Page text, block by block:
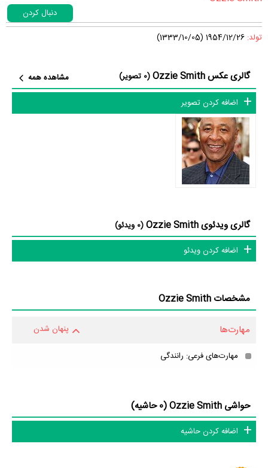
دنبال کردن
تولد:
گالری عکس Ozzie Smith (0 تصویر)
مشاهده همه
اضافه کردن تصویر
گالری ویدئوی Ozzie Smith
(0 ویدئو)
اضافه کردن ویدئو
مشخصات Ozzie Smith
مهارت‌ها پنهان شدن
مهارت‌های فرعی: رانندگی
حواشی Ozzie Smith (0 حاشیه)
اضافه کردن حاشیه